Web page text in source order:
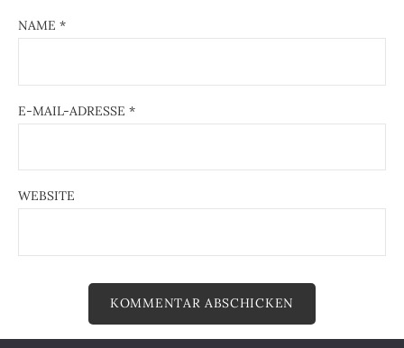
NAME *
E-MAIL-ADRESSE *
WEBSITE